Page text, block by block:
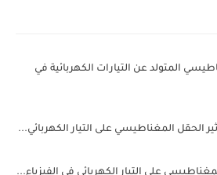
المتولد عن التيارات الكهربائية في
الحقل المغناطيسي على التيار الكهربائي...
على التيار الكهربائي في الفيزياء...